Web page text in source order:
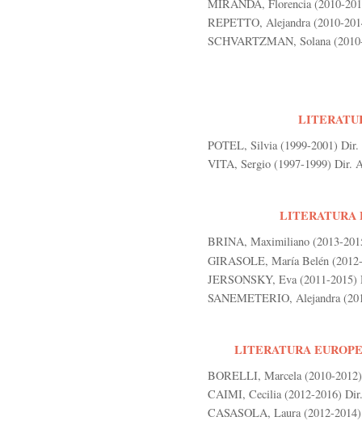
MIRANDA, Florencia (2010-
REPETTO, Alejandra (2010-
SCHVARTZMAN, Solana
POTEL, Silvia (1999-2001)
VITA, Sergio (1997-1999) Dir.
LITERATURA
BRINA, Maximiliano (2013-
GIRASOLE, María Belén
JERSONSKY, Eva (2011-
SANEMETERIO, Alejandra
LITERATURA
BORELLI, Marcela (2010-
CAIMI, Cecilia (2012-2016)
CASASOLA, Laura (2012-